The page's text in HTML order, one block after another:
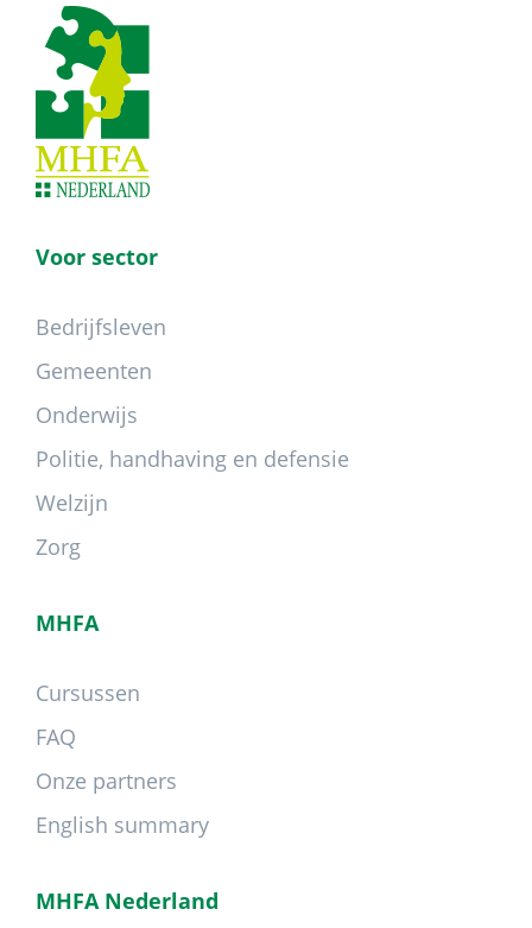
Footer
Voor sector
Bedrijfsleven
Gemeenten
Onderwijs
Politie, handhaving en defensie
Welzijn
Zorg
MHFA
Cursussen
FAQ
Onze partners
English summary
MHFA Nederland